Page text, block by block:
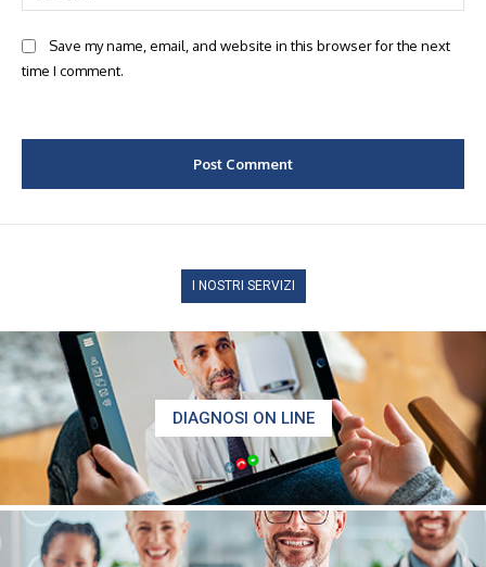
Save my name, email, and website in this browser for the next
time I comment.
I NOSTRI SERVIZI
DIAGNOSI ON LINE